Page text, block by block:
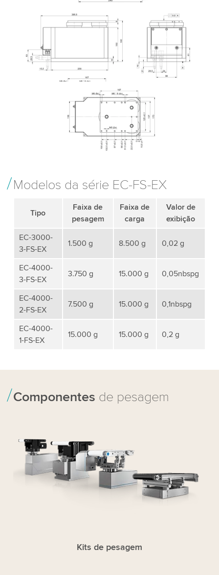
Modelos da série EC-FS-EX
Tipo
Faixa de
pesagem
Faixa de
carga
Valor de
exibição
EC-3000-
3-FS-EX
1.500 g 8.500 g 0,02 g
EC-4000-
3-FS-EX
3.750 g 15.000 g 0,05nbspg
EC-4000-
2-FS-EX
7.500 g 15.000 g 0,1nbspg
EC-4000-
1-FS-EX
15.000 g 15.000 g 0,2 g
Componentes de pesagem
Kits de pesagem